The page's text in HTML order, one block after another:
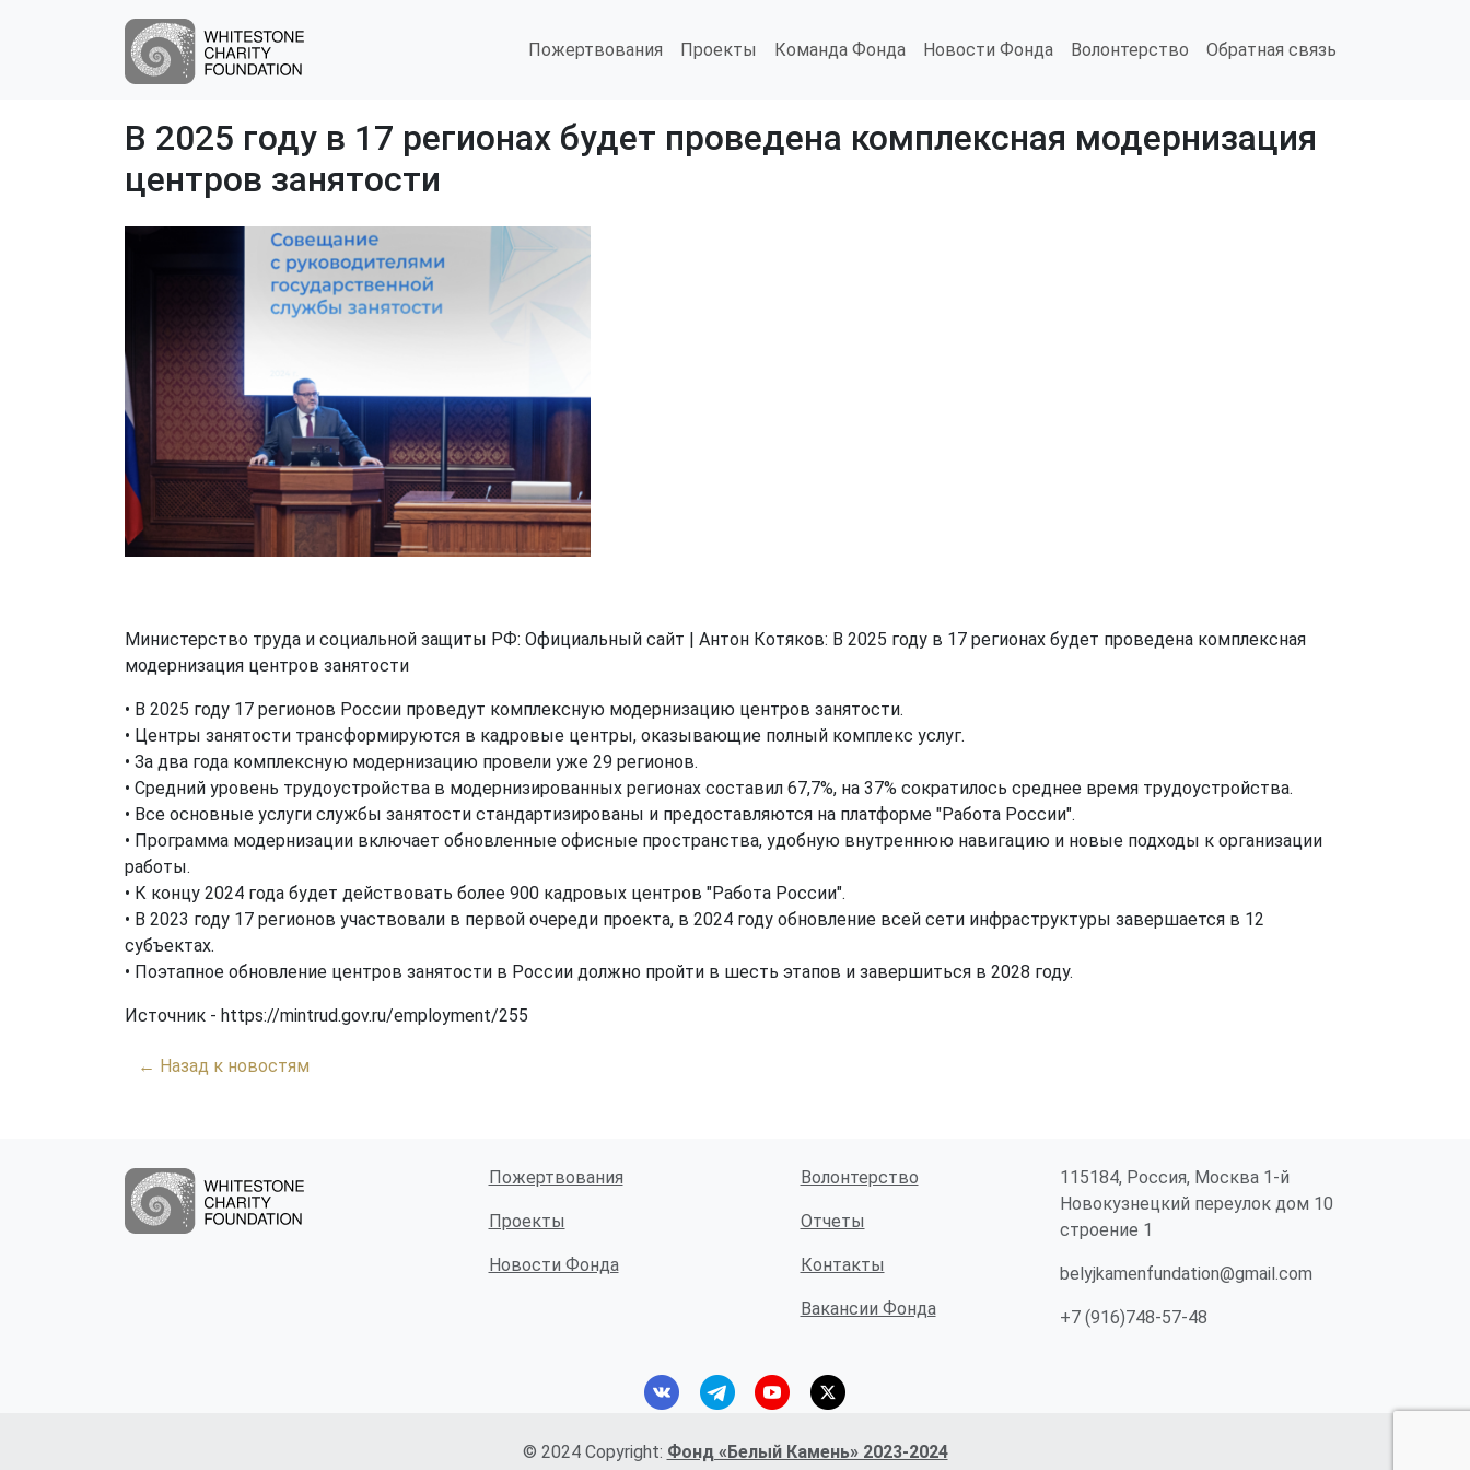
Пожертвования Проекты Команда Фонда Новости Фонда Волонтерство Обратная связь
В 2025 году в 17 регионах будет проведена комплексная модернизация
центров занятости
Министерство труда и социальной защиты РФ: Официальный сайт | Антон Котяков: В 2025 году в 17 регионах будет проведена комплексная
модернизация центров занятости
• В 2025 году 17 регионов России проведут комплексную модернизацию центров занятости.
• Центры занятости трансформируются в кадровые центры, оказывающие полный комплекс услуг.
• За два года комплексную модернизацию провели уже 29 регионов.
• Средний уровень трудоустройства в модернизированных регионах составил 67,7%, на 37% сократилось среднее время трудоустройства.
• Все основные услуги службы занятости стандартизированы и предоставляются на платформе "Работа России".
• Программа модернизации включает обновленные офисные пространства, удобную внутреннюю навигацию и новые подходы к организации
работы.
• К концу 2024 года будет действовать более 900 кадровых центров "Работа России".
• В 2023 году 17 регионов участвовали в первой очереди проекта, в 2024 году обновление всей сети инфраструктуры завершается в 12
субъектах.
• Поэтапное обновление центров занятости в России должно пройти в шесть этапов и завершиться в 2028 году.
Источник - https://mintrud.gov.ru/employment/255
← Назад к новостям
Пожертвования
Проекты
Новости Фонда
Волонтерство
Отчеты
Контакты
Вакансии Фонда
115184, Россия, Москва 1-й
Новокузнецкий переулок дом 10
строение 1
belyjkamenfundation@gmail.com
+7 (916)748-57-48
© 2024 Copyright: Фонд «Белый Камень» 2023-2024